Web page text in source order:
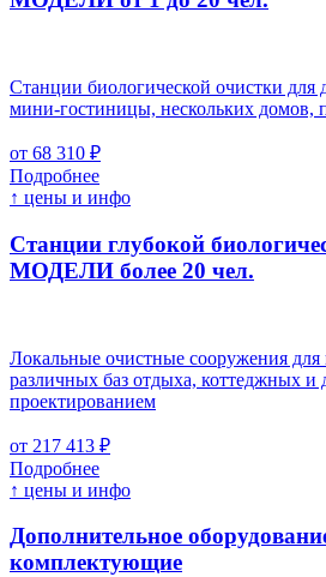
Станции биологической очистки для
мини-гостиницы, нескольких домов,
от 68 310 ₽
Подробнее
↑ цены и инфо
Станции глубокой
МОДЕЛИ более 20 чел.
Локальные очистные сооружения
различных баз отдыха, коттеджных и
проектированием
от 217 413 ₽
Подробнее
↑ цены и инфо
Дополнительное
комплектующие